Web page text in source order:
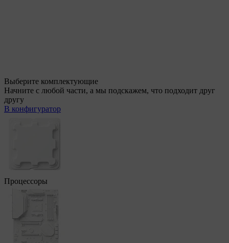
Выберите комплектующие
Начните с любой части, а мы подскажем, что подходит друг
другу
В конфигуратор
Процессоры